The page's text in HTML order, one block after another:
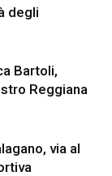
degli
Bartoli,
Reggiana
via al